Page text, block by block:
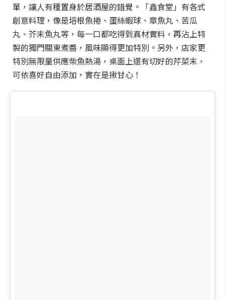
單，讓人有種置身於居酒屋的錯覺。「鑫食堂」有各式
創意料理，像是培根魚捲、蛋絲蝦球、章魚丸、苦瓜
丸、芥末魚丸等，每一口都吃得到真材實料，再沾上特
製的獨門關東煮醬，風味顯得更加特別。另外，店家更
特別無限量供應柴魚熱湯，桌面上還有切好的芹菜末，
可依喜好自由添加，實在是揪甘心！